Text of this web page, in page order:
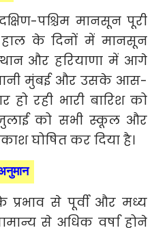
पश्चिम मानसून पूरी
हाल के दिनों में मानसून
और हरियाणा में आगे
मुंबई और उसके आस-
रही भारी बारिश को
को सभी स्कूल और
घोषित कर दिया है।
से पूर्वी और मध्य
से अधिक वर्षा होने